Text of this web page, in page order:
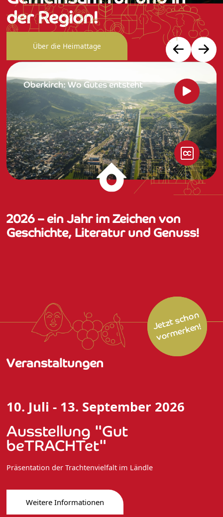
der Region!
Über die Heimattage
Oberkirch: Wo Gutes entsteht
2026 – ein Jahr im Zeichen von
Geschichte, Literatur und Genuss!
J
et
zt
s
c
h
o
n
v
or
m
er
k
e
n!
Veranstaltungen
10. Juli - 13. September 2026
Ausstellung "Gut
beTRACHTet"
Präsentation der Trachtenvielfalt im Ländle
Weitere Informationen